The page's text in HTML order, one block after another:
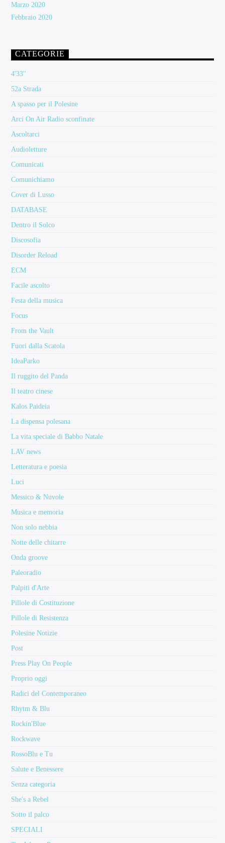
Marzo 2020
Febbraio 2020
CATEGORIE
4'33''
52a Strada
A spasso per il Polesine
Arci On Air Radio sconfinate
Ascoltarci
Audioletture
Comunicati
Comunichiamo
Cover di Lusso
DATABASE
Dentro il Solco
Discosofia
Disorder Reload
ECM
Facile ascolto
Festa della musica
Focus
From the Vault
Fuori dalla Scatola
IdeaParko
Il ruggito del Panda
Il teatro cinese
Kalos Paideia
La dispensa polesana
La vita speciale di Babbo Natale
LAV news
Letteratura e poesia
Luci
Messico & Nuvole
Musica e memoria
Non solo nebbia
Notte delle chitarre
Onda groove
Paleoradio
Palpiti d'Arte
Pillole di Costituzione
Pillole di Resistenza
Polesine Notizie
Post
Press Play On People
Proprio oggi
Radici del Contemporaneo
Rhytm & Blu
Rockin'Blue
Rockwave
RossoBlu e Tu
Salute e Benessere
Senza categoria
She's a Rebel
Sotto il palco
SPECIALI